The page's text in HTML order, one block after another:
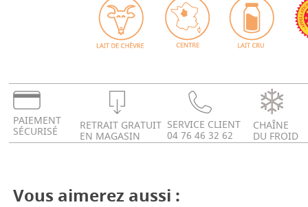
PAIEMENT
SÉCURISÉ RETRAIT GRATUIT
EN MAGASIN
SERVICE CLIENT
04 76 46 32 62
CHAÎNE
DU FROID
Vous aimerez aussi :